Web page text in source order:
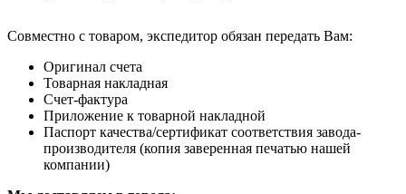
Совместно с товаром, экспедитор обязан передать Вам:
Оригинал счета
Товарная накладная
Счет-фактура
Приложение к товарной накладной
Паспорт качества/сертификат соответствия завода-
производителя (копия заверенная печатью нашей
компании)